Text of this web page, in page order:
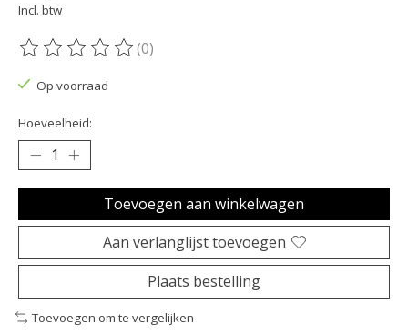
Incl. btw
De beoordeling van dit product is
(0)
Op voorraad
Hoeveelheid:
Toevoegen aan winkelwagen
Aan verlanglijst toevoegen
Plaats bestelling
Toevoegen om te vergelijken